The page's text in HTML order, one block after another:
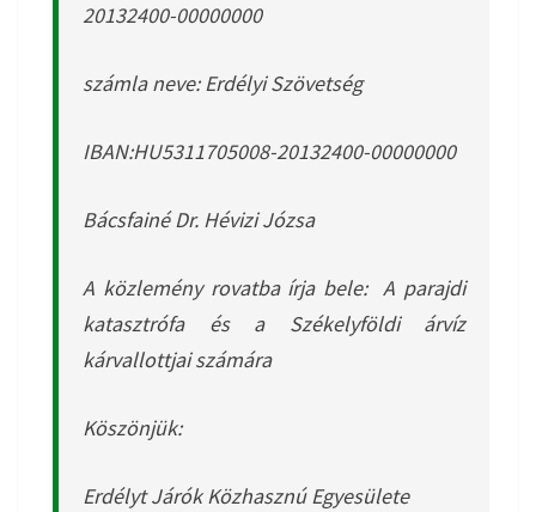
20132400-00000000
számla neve: Erdélyi Szövetség
IBAN:HU5311705008-20132400-00000000
Bácsfainé Dr. Hévizi Józsa
A közlemény rovatba írja bele:A parajdi
katasztrófa és a Székelyföldi árvíz
kárvallottjai számára
Köszönjük:
Erdélyt Járók Közhasznú Egyesülete